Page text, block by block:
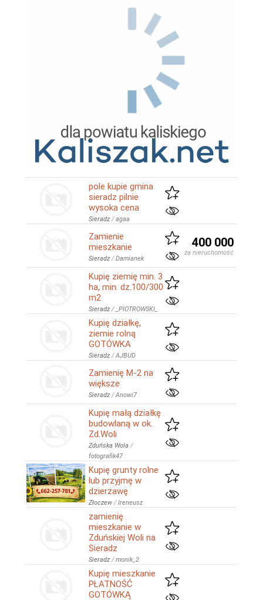
pole kupie gmina
sieradz pilnie
wysoka cena
Sieradz /agaa
Zamienie
mieszkanie
Sieradz /Damianek
400 000
za nieruchomość
Kupię ziemię min. 3
ha, min. dz.100/300
m2
Sieradz / _PIOTROWSKI_
Kupię działkę,
ziemie rolną
GOTÓWKA
Sieradz /AJBUD
Zamienię M-2 na
większe
Sieradz /Anowi7
Kupię małą działkę
budowlaną w ok.
Zd.Woli
Zduńska Wola /
fotografik47
Kupię grunty rolne
lub przyjmę w
dzierżawę
Złoczew /Ireneusz
zamienię
mieszkanie w
Zduńskiej Woli na
Sieradz
Sieradz /monik_2
Kupię mieszkanie
PŁATNOŚĆ
GOTÓWKĄ